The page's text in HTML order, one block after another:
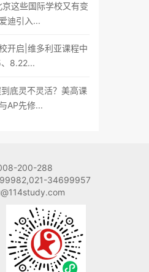
这些国际学校又有变
迪引入...
开启|维多利亚课程中
8.22...
底灵不灵活？美高课
AP先修...
200-288
34699957